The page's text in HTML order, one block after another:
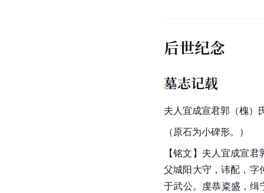
后世纪念
墓志记载
夫人宜成宣君郭（槐）
（ 原石为小碑形。）
【铭文】夫人宜成宣
父城阳大守，讳配，字
于武公。虔恭粢盛，缉